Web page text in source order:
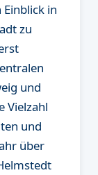
in
zu
und
Vielzahl
und
über